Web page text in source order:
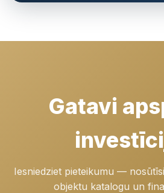
Gatavi
Iesniedziet pieteikumu —
objektu katalogu un